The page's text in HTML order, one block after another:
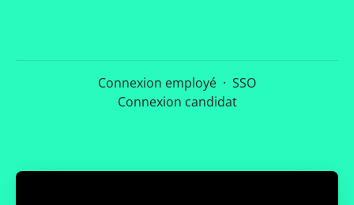
Connexion employé · SSO
Connexion candidat